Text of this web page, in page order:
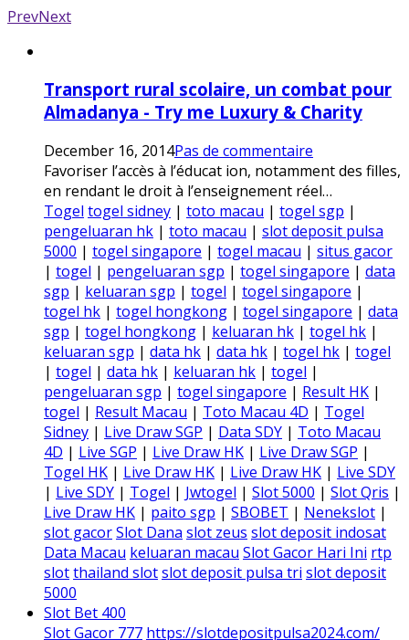
PrevNext
Transport rural scolaire, un combat pour
Almadanya - Try me Luxury & Charity
December 16, 2014Pas de commentaire
Favoriser l’accès à l’éducat ion, notamment des filles,
en rendant le droit à l’enseignement réel…
Togel togel sidney | toto macau | togel sgp |
pengeluaran hk | toto macau | slot deposit pulsa
5000 | togel singapore | togel macau | situs gacor
| togel | pengeluaran sgp | togel singapore | data
sgp | keluaran sgp | togel | togel singapore |
togel hk | togel hongkong | togel singapore | data
sgp | togel hongkong | keluaran hk | togel hk |
keluaran sgp | data hk | data hk | togel hk | togel
| togel | data hk | keluaran hk | togel |
pengeluaran sgp | togel singapore | Result HK |
togel | Result Macau | Toto Macau 4D | Togel
Sidney | Live Draw SGP | Data SDY | Toto Macau
4D | Live SGP | Live Draw HK | Live Draw SGP |
Togel HK | Live Draw HK | Live Draw HK | Live SDY
| Live SDY | Togel | Jwtogel | Slot 5000 | Slot Qris |
Live Draw HK | paito sgp | SBOBET | Nenekslot |
slot gacorSlot Dana slot zeus slot deposit indosat
Data Macau keluaran macau Slot Gacor Hari Ini rtp
slotthailand slotslot deposit pulsa tri slot deposit
5000
Slot Bet 400
Slot Gacor 777 https://slotdepositpulsa2024.com/